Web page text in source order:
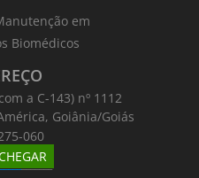
em
Biomédicos
a C-143) nº 1112
Goiânia/Goiás
060
_______